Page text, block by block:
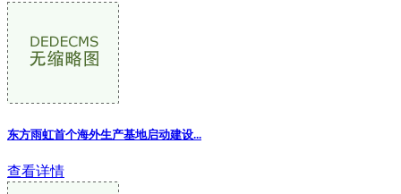
东方雨虹首个海外生产基地启动建设...
查看详情